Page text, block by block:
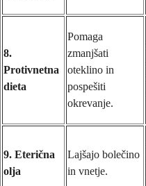
8.
Protivnetna
dieta
Pomaga
zmanjšati
oteklino in
pospešiti
okrevanje.
9. Eterična
olja
Lajšajo bolečino
in vnetje.